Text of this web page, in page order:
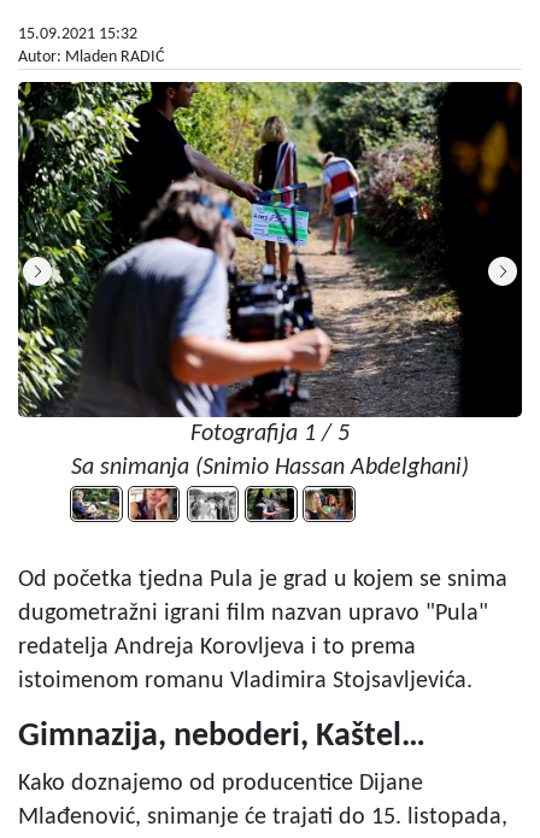
15.09.2021 15:32
Autor: Mladen RADIĆ
Fotografija 1 / 5
Sa snimanja (Snimio Hassan Abdelghani)
Od početka tjedna Pula je grad u kojem se snima
dugometražni igrani film nazvan upravo "Pula"
redatelja Andreja Korovljeva i to prema
istoimenom romanu Vladimira Stojsavljevića.
Gimnazija, neboderi, Kaštel…
Kako doznajemo od producentice Dijane
Mlađenović, snimanje će trajati do 15. listopada,